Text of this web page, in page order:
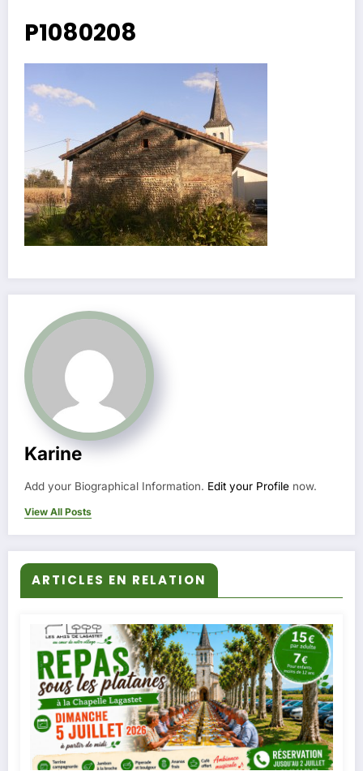
P1080208
Karine
Add your Biographical Information. Edit your Profile now.
View All Posts
ARTICLES EN RELATION